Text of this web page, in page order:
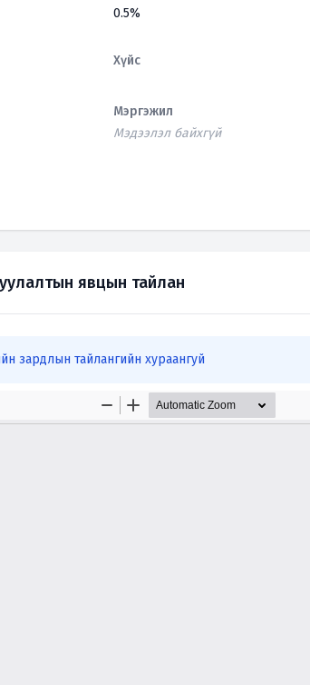
0.5%
Хүйс
Мэргэжил
Мэдээлэл байхгүй
явцын тайлан
зардлын тайлангийн хураангуй